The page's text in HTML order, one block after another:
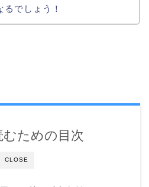
るでしょう！
CLOSE
ための目次